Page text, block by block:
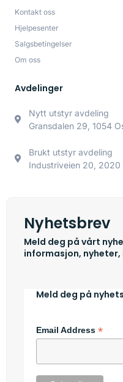
Kontakt oss
Hjelpesenter
Salgsbetingelser
Om oss
Avdelinger
Nytt utstyr avdeling
Gransdalen 29, 1054
Brukt utstyr avdeling
Industriveien 20, 2020
Nyhetsbrev
Meld deg på vårt
informasjon,
Meld deg på
Email Address *